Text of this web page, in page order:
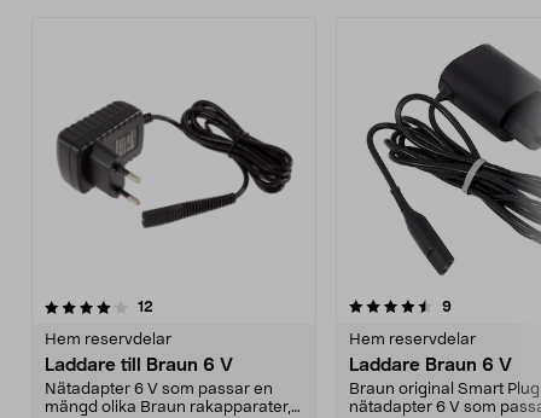
12
Hem reservdelar
Laddare till Braun 6 V
Nätadapter 6 V som passar en
mängd olika Braun rakapparater,
4.5av 5 stjärnor 9recensioner
Hem reservdelar
Laddare Braun 6 V
Braun original Smart Plug
nätadapter 6 V som